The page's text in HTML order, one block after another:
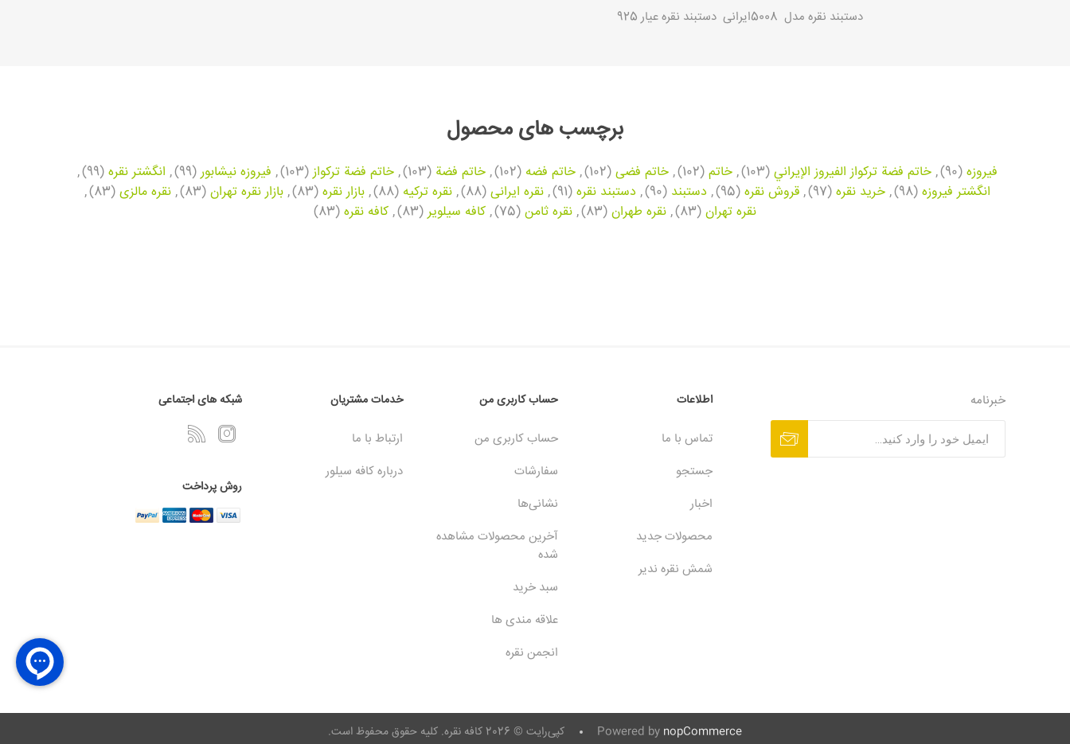
دستبند نقره مدل 5008ایرانی دستبند نقره عیار 925
برچسب های محصول
فیروزه (90)
, خاتم فضة تركواز الفيروز الإيراني (103)
, خاتم (102)
, خاتم فضی (102)
, خاتم فضه (102)
, خاتم فضة (103)
, خاتم فضة تركواز (103)
, فیروزه نیشابور (99)
, انگشتر نقره (99)
,
انگشتر فیروزه (98)
, خرید نقره (97)
, قروش نقره (95)
, دستبند (90)
, دستبند نقره (91)
, نقره ایرانی (88)
, نقره ترکیه (88)
, بازار نقره (83)
, بازار نقره تهران (83)
, نقره مالزی (83)
,
نقره تهران (83)
, نقره طهران (83)
, نقره ثامن (75)
, کافه سیلویر (83)
, کافه نقره (83)
خبرنامه اطلاعات
تماس با ما
جستجو
اخبار
محصولات جدید
شمش نقره ندیر
حساب کاربری من
حساب کاربری من
سفارشات
نشانی‌ها
آخرین محصولات مشاهده
شده
سبد خرید
علاقه مندی ها
انجمن نقره
خدمات مشتریان
ارتباط با ما
درباره کافه سیلور
شبکه های اجتماعی
روش پرداخت
Powered by nopCommerce کپی‌رایت © 2026 کافه نقره. کلیه حقوق محفوظ است.